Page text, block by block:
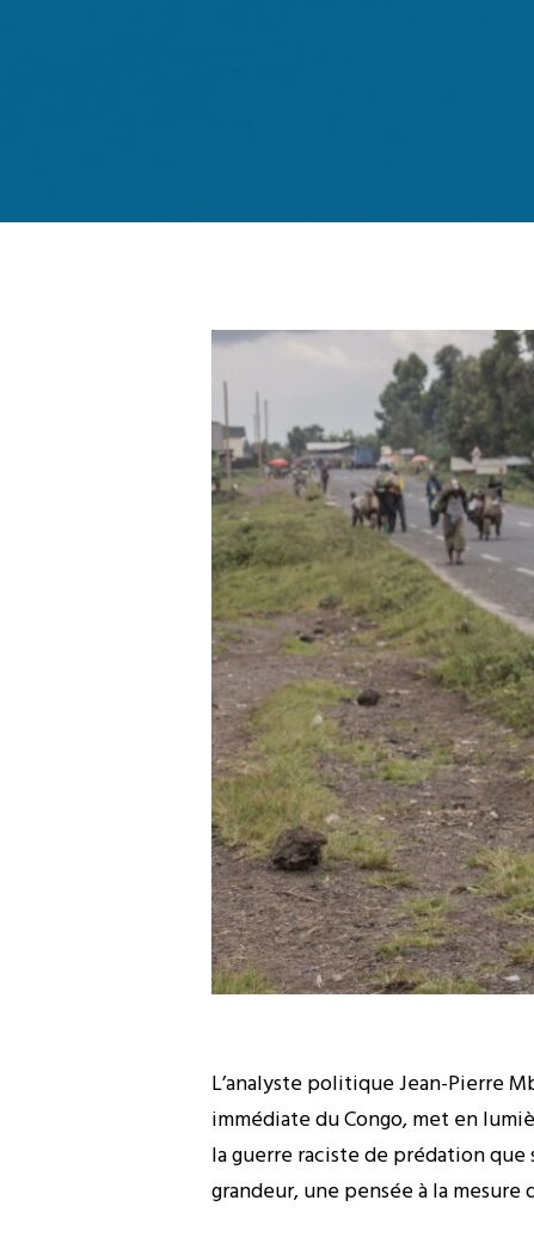
L’analyste politique Jean-Pierre
immédiate du Congo, met en
la guerre raciste de prédation
grandeur, une pensée à la